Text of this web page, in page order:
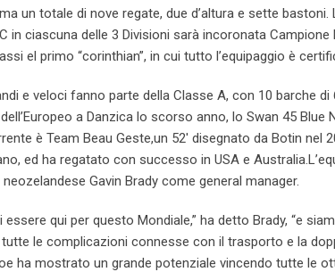
un totale di nove regate, due d’altura e sette
in ciascuna delle 3 Divisioni sarà incoronata
el primo “corinthian”, in cui tutto l’equipaggio è
e veloci fanno parte della Classe A, con 10 barche
a Danzica lo scorso anno, lo Swan 45 Blue
è Team Beau Geste,un 52′ disegnato da Botin nel
ed ha regatato con successo in USA e
Gavin Brady come general manager.
essere qui per questo Mondiale,” ha detto Brady, “e
le complicazioni connesse con il trasporto e la
ha mostrato un grande potenziale vincendo tutte le